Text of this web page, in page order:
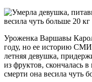
Уроженка Варшавы
году, но ее историю СМИ
летняя девушка,
из фруктов, скончалась
смерти она весила чуть